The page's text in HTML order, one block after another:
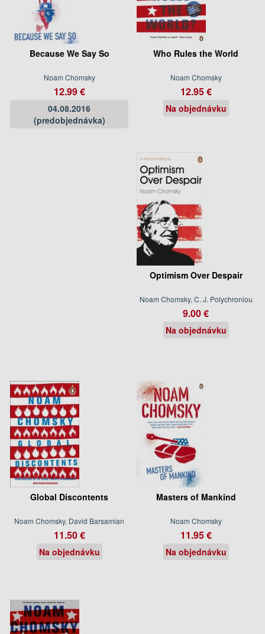
Because We Say So
Noam Chomsky
12.99 €
04.08.2016
(predobjednávka)
Who Rules the World
Noam Chomsky
12.95 €
Na objednávku
Optimism Over Despair
Noam Chomsky, C. J. Polychroniou
9.00 €
Na objednávku
Global Discontents
Noam Chomsky, David Barsamian
11.50 €
Na objednávku
Masters of Mankind
Noam Chomsky
11.95 €
Na objednávku